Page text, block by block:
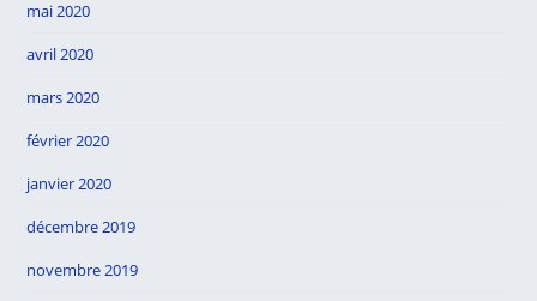
mai 2020
avril 2020
mars 2020
février 2020
janvier 2020
décembre 2019
novembre 2019